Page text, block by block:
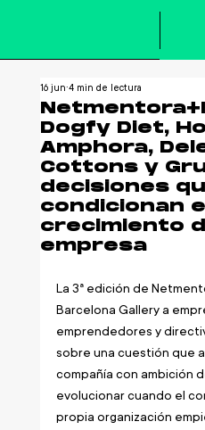
Dogfy Diet,
Amphora,
Cottons y
decisiones
condicionan el
crecimiento
empresa
16 jun 4 min de lectura
La 3ª edición de
Barcelona Gallery a
emprendedores y
sobre una cuestión que
compañía con ambición
evolucionar cuando el
propia organización